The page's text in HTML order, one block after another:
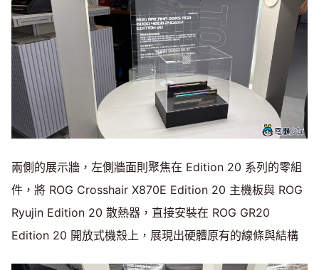
兩側的展示牆，左側牆面則聚焦在 Edition 20 系列的零組
件，將 ROG Crosshair X870E Edition 20 主機板與 ROG
Ryujin Edition 20 散熱器，直接安裝在 ROG GR20
Edition 20 開放式機殼上，展現出硬體原有的線條與結構